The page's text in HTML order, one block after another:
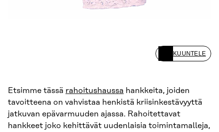
KUUNTELE
Etsimme tässä rahoitushaussa hankkeita, joiden
tavoitteena on vahvistaa henkistä kriisinkestävyyttä
jatkuvan epävarmuuden ajassa. Rahoitettavat
hankkeet joko kehittävät uudenlaisia toimintamalleja,